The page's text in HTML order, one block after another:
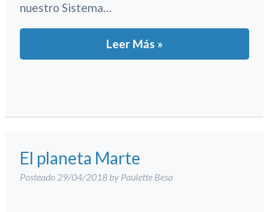
nuestro Sistema…
Leer Más »
El planeta Marte
Posteado 29/04/2018 by Paulette Besa